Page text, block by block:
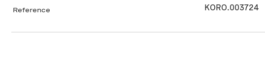
Reference KORO.003724